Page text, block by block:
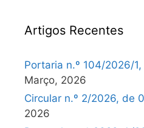
Artigos Recentes
Portaria n.º 104/2026/
Março, 2026
Circular n.º 2/2026, de
2026